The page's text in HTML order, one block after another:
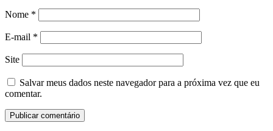
Nome *
E-mail *
Site
Salvar meus dados neste navegador para a próxima vez que eu
comentar.